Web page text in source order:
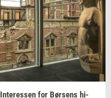
In­ter­es­sen for Bør­sens hi­